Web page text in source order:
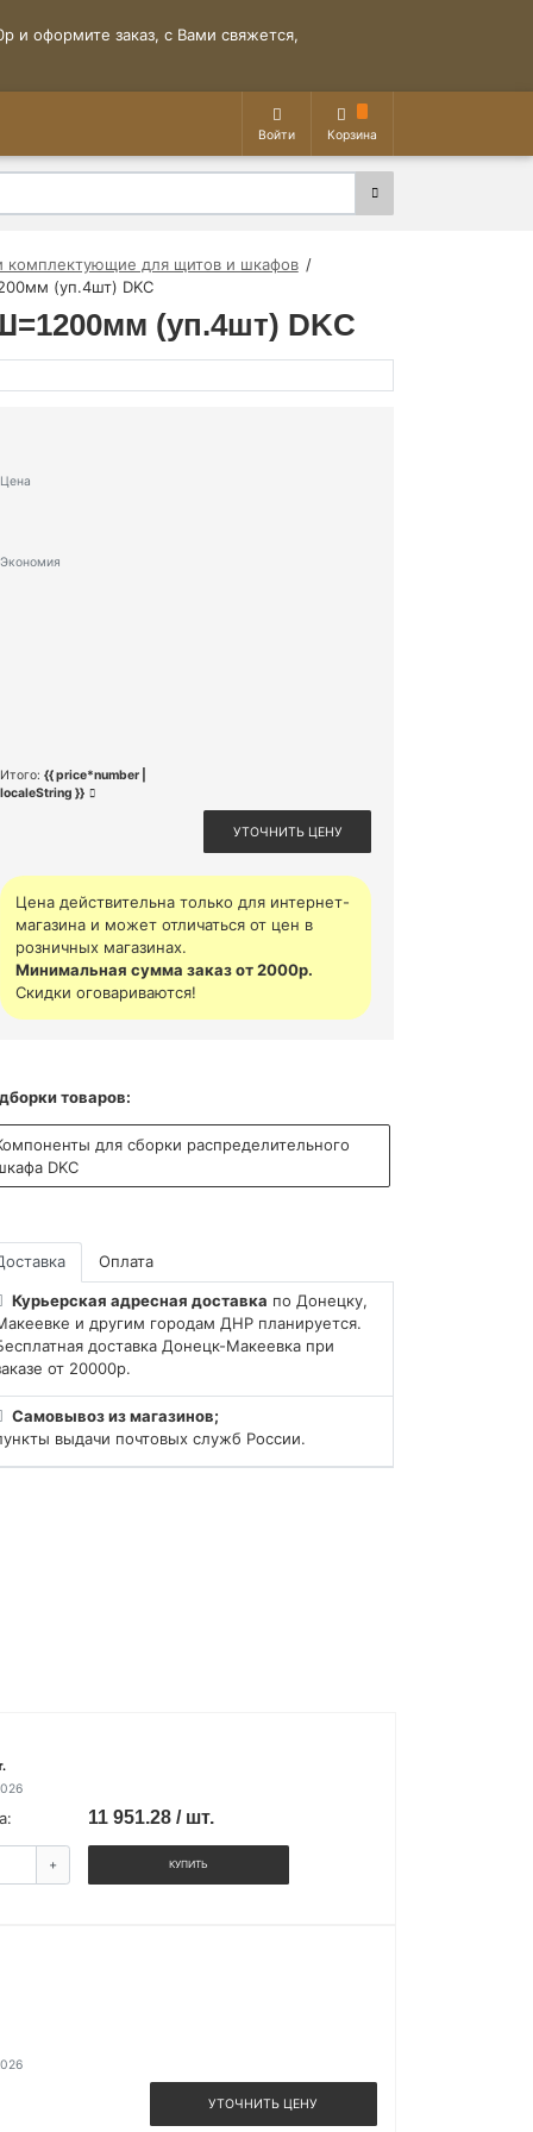
и оформите заказ, с Вами свяжется,
Войти Корзина
комплектующие для щитов и шкафов
(уп.4шт) DKC
(уп.4шт) DKC
Цена
Экономия
Итого: {{ price*number |
localeString }}
УТОЧНИТЬ ЦЕНУ
Цена действительна только для интернет-
магазина и может отличаться от цен в
розничных магазинах.
Минимальная сумма заказ от 2000р.
Скидки оговариваются!
товаров:
для сборки распределительного
DKC
Оплата
Курьерская адресная доставка по Донецку,
и другим городам ДНР планируется.
доставка Донецк-Макеевка при
от 20000р.
Самовывоз из магазинов;
выдачи почтовых служб России.
11 951.28 / шт.
+ КУПИТЬ
УТОЧНИТЬ ЦЕНУ